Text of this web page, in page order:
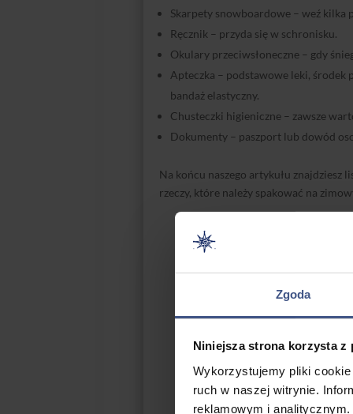
Zgoda
Niniejsza strona korzysta z
Wykorzystujemy pliki
ruch w naszej witrynie.
reklamowym i
Skarpety snowboardowe – weź kilka
Ręcznik – przyda się w schronisku.
Okulary przeciwsłoneczne – gdy
Apteczka – podstawowe leki, środek
bandaż elastyczny.
Chusteczki higieniczne – zawsze
Dokumenty – paszport lub dowód
Na końcu naszego artykułu znajdziesz
rzeczy, które należy spakować na